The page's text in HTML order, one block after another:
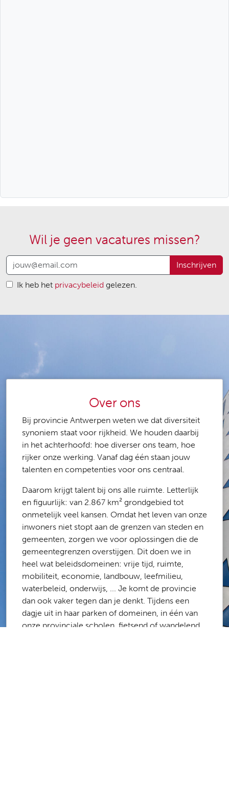
Wil je geen vacatures missen?
Inschrijven
Ik heb het privacybeleid gelezen.
Over ons
Bij provincie Antwerpen weten we dat diversiteit
synoniem staat voor rijkheid. We houden daarbij
in het achterhoofd: hoe diverser ons team, hoe
rijker onze werking. Vanaf dag één staan jouw
talenten en competenties voor ons centraal.
Daarom krijgt talent bij ons alle ruimte. Letterlijk
en figuurlijk: van 2.867 km² grondgebied tot
onmetelijk veel kansen. Omdat het leven van onze
inwoners niet stopt aan de grenzen van steden en
gemeenten, zorgen we voor oplossingen die de
gemeentegrenzen overstijgen. Dit doen we in
heel wat beleidsdomeinen: vrije tijd, ruimte,
mobiliteit, economie, landbouw, leefmilieu,
waterbeleid, onderwijs, ... Je komt de provincie
dan ook vaker tegen dan je denkt. Tijdens een
dagje uit in haar parken of domeinen, in één van
onze provinciale scholen, fietsend of wandelend